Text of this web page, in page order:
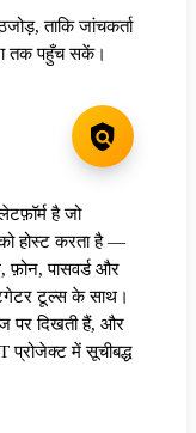
ताकि जांचकर्ता
तक पहुँच सकें।
है जो
होस्ट करता है —
फ़ोन, पासवर्ड और
टूल्स के साथ।
पर दिखती हैं, और
में सूचीबद्ध